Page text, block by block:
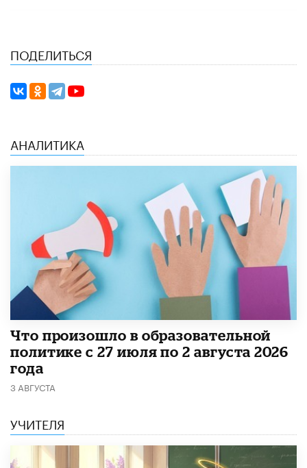
ПОДЕЛИТЬСЯ
АНАЛИТИКА
​Что произошло в образовательной
политике с 27 июля по 2 августа 2026
года
3 АВГУСТА
УЧИТЕЛЯ